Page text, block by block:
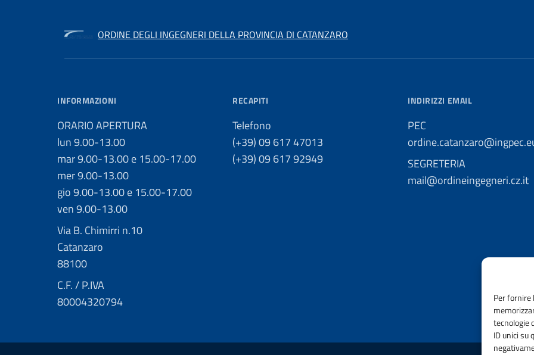
Per fornire
tecnologie
ID unici su
ORDINE DEGLI INGEGNERI DELLA PROVINCIA DI CATANZARO
INFORMAZIONI
ORARIO APERTURA
lun 9.00-13.00
mar 9.00-13.00 e 15.00-17.00
mer 9.00-13.00
gio 9.00-13.00 e 15.00-17.00
ven 9.00-13.00
Via B. Chimirri n.10
Catanzaro
88100
C.F. / P.IVA
80004320794
RECAPITI
Telefono
(+39) 09 617 47013
(+39) 09 617 92949
INDIRIZZI EMAIL
PEC
SEGRETERIA
mail@ordineingegneri.cz.it